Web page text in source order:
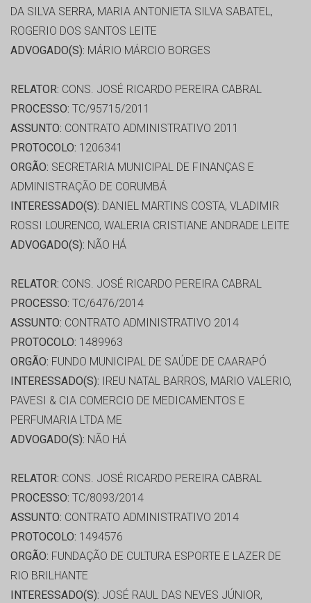
DA SILVA SERRA, MARIA ANTONIETA SILVA SABATEL,
ROGERIO DOS SANTOS LEITE
ADVOGADO(S): MÁRIO MÁRCIO BORGES
RELATOR: CONS. JOSÉ RICARDO PEREIRA CABRAL
PROCESSO: TC/95715/2011
ASSUNTO: CONTRATO ADMINISTRATIVO 2011
PROTOCOLO: 1206341
ORGÃO: SECRETARIA MUNICIPAL DE FINANÇAS E
ADMINISTRAÇÃO DE CORUMBÁ
INTERESSADO(S): DANIEL MARTINS COSTA, VLADIMIR
ROSSI LOURENCO, WALERIA CRISTIANE ANDRADE LEITE
ADVOGADO(S): NÃO HÁ
RELATOR: CONS. JOSÉ RICARDO PEREIRA CABRAL
PROCESSO: TC/6476/2014
ASSUNTO: CONTRATO ADMINISTRATIVO 2014
PROTOCOLO: 1489963
ORGÃO: FUNDO MUNICIPAL DE SAÚDE DE CAARAPÓ
INTERESSADO(S): IREU NATAL BARROS, MARIO VALERIO,
PAVESI & CIA COMERCIO DE MEDICAMENTOS E
PERFUMARIA LTDA ME
ADVOGADO(S): NÃO HÁ
RELATOR: CONS. JOSÉ RICARDO PEREIRA CABRAL
PROCESSO: TC/8093/2014
ASSUNTO: CONTRATO ADMINISTRATIVO 2014
PROTOCOLO: 1494576
ORGÃO: FUNDAÇÃO DE CULTURA ESPORTE E LAZER DE
RIO BRILHANTE
INTERESSADO(S): JOSÉ RAUL DAS NEVES JÚNIOR,